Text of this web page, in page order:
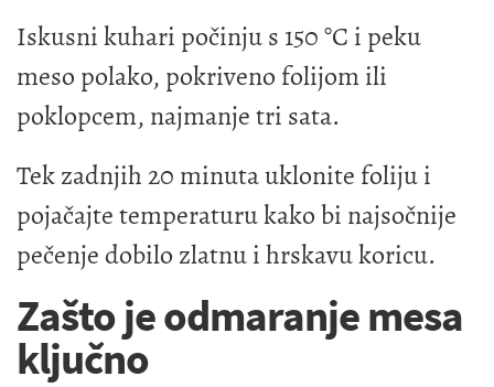
Iskusni kuhari počinju s 150 °C i peku
meso polako, pokriveno folijom ili
poklopcem, najmanje tri sata.
Tek zadnjih 20 minuta uklonite foliju i
pojačajte temperaturu kako bi najsočnije
pečenje dobilo zlatnu i hrskavu koricu.
Zašto je odmaranje mesa
ključno